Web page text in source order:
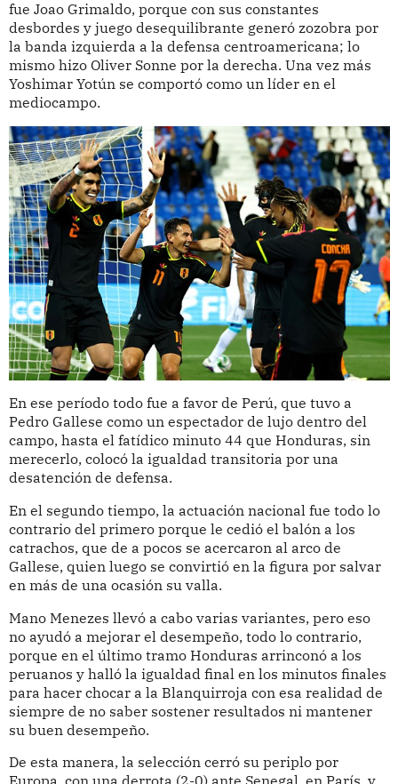
fue Joao Grimaldo, porque con sus constantes
desbordes y juego desequilibrante generó zozobra por
la banda izquierda a la defensa centroamericana; lo
mismo hizo Oliver Sonne por la derecha. Una vez más
Yoshimar Yotún se comportó como un líder en el
mediocampo.
En ese período todo fue a favor de Perú, que tuvo a
Pedro Gallese como un espectador de lujo dentro del
campo, hasta el fatídico minuto 44 que Honduras, sin
merecerlo, colocó la igualdad transitoria por una
desatención de defensa.
En el segundo tiempo, la actuación nacional fue todo lo
contrario del primero porque le cedió el balón a los
catrachos, que de a pocos se acercaron al arco de
Gallese, quien luego se convirtió en la figura por salvar
en más de una ocasión su valla.
Mano Menezes llevó a cabo varias variantes, pero eso
no ayudó a mejorar el desempeño, todo lo contrario,
porque en el último tramo Honduras arrinconó a los
peruanos y halló la igualdad final en los minutos finales
para hacer chocar a la Blanquirroja con esa realidad de
siempre de no saber sostener resultados ni mantener
su buen desempeño.
De esta manera, la selección cerró su periplo por